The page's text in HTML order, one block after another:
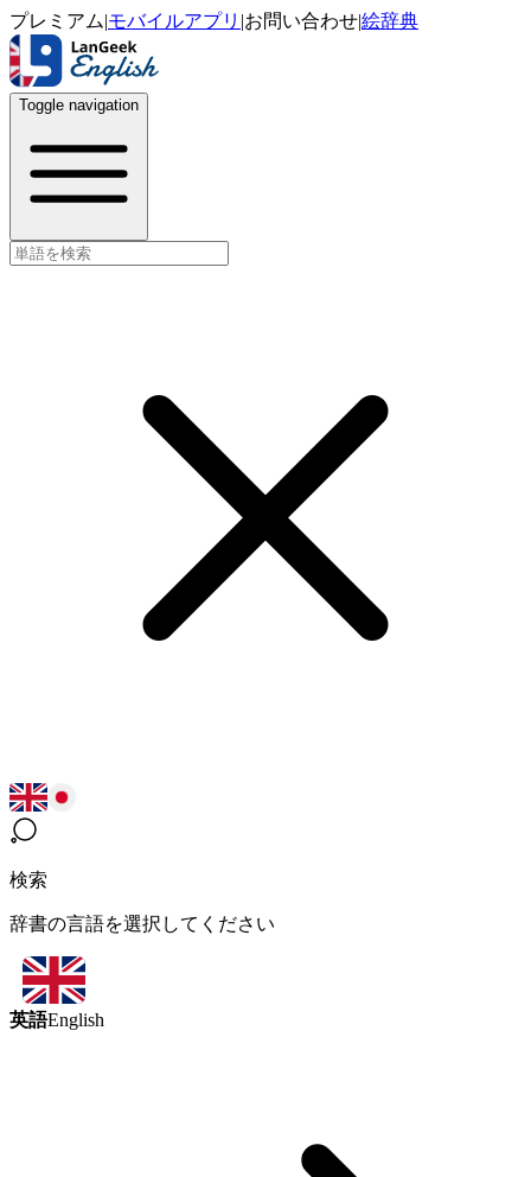
プレミアム|モバイルアプリ |お問い合わせ|絵辞典
Toggle navigation
検索
辞書の言語を選択してください
英語English